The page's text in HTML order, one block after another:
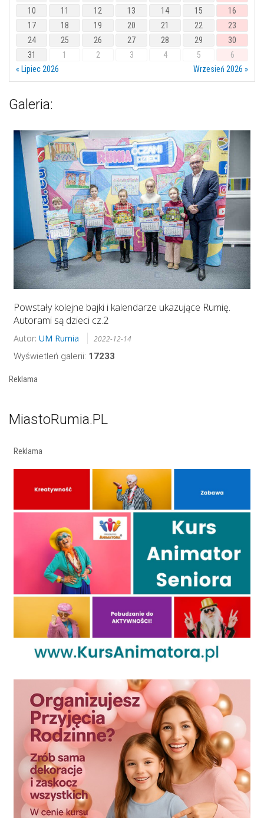
10
11 12 13 14 15
16
17
18 19 20 21 22
23
24
25 26 27 28 29
30
31
1 2 3 4 5
6
« Lipiec 2026
Wrzesień 2026 »
Galeria:
Powstały kolejne bajki i kalendarze ukazujące Rumię.
Autorami są dzieci cz.2
Autor: UM Rumia 2022-12-14
Wyświetleń galerii: 17233
Reklama
MiastoRumia.PL
Reklama